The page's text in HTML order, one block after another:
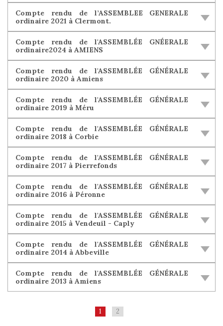
Compte rendu de l’ASSEMBLEE GENERALE
ordinaire 2021 à Clermont.
Compte rendu de l'ASSEMBLÉE GNÉERALE
ordinaire2024 à AMIENS
Compte rendu de l'ASSEMBLÉE GÉNÉRALE
ordinaire 2020 à Amiens
Compte rendu de l'ASSEMBLÉE GÉNÉRALE
ordinaire 2019 à Méru
Compte rendu de l'ASSEMBLÉE GÉNÉRALE
ordinaire 2018 à Corbie
Compte rendu de l'ASSEMBLÉE GÉNÉRALE
ordinaire 2017 à Pierrefonds
Compte rendu de l'ASSEMBLÉE GÉNÉRALE
ordinaire 2016 à Péronne
Compte rendu de l'ASSEMBLÉE GÉNÉRALE
ordinaire 2015 à Vendeuil - Caply
Compte rendu de l'ASSEMBLÉE GÉNÉRALE
ordinaire 2014 à Abbeville
Compte rendu de l'ASSEMBLÉE GÉNÉRALE
ordinaire 2013 à Amiens
1 2